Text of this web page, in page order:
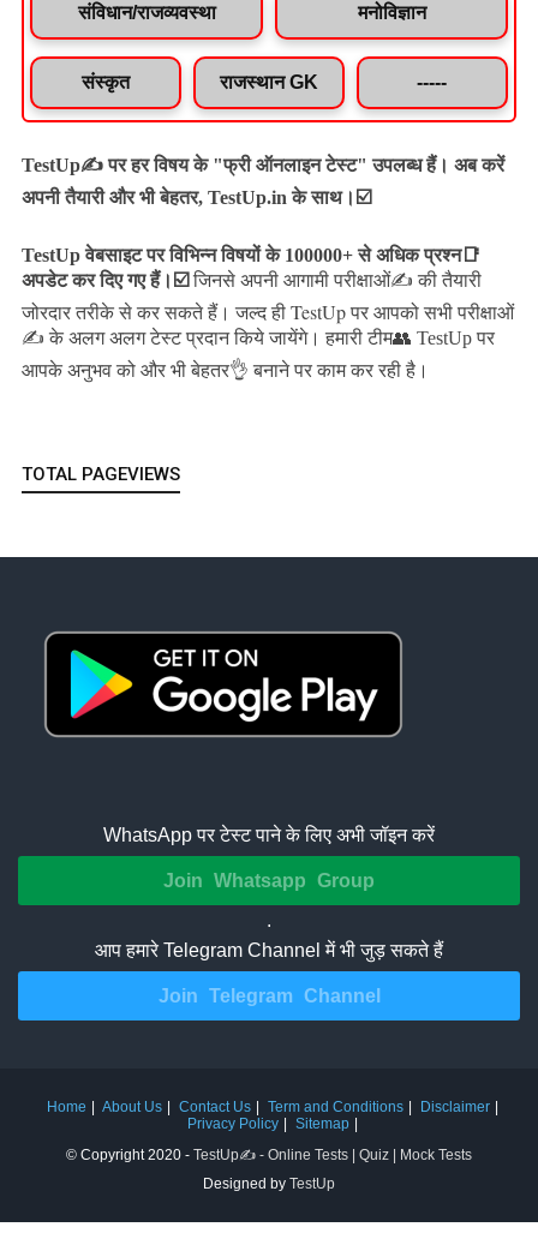
संविधान/राजव्यवस्था मनोविज्ञान
संस्कृत राजस्थान GK -----
TestUp✍️ पर हर विषय के "फ्री ऑनलाइन टेस्ट" उपलब्ध हैं। अब करें
अपनी तैयारी और भी बेहतर, TestUp.in के साथ।☑️
TestUp वेबसाइट पर विभिन्न विषयों के 100000+ से अधिक प्रश्न📑
अपडेट कर दिए गए हैं। ☑️ जिनसे अपनी आगामी परीक्षाओं✍️ की तैयारी
जोरदार तरीके से कर सकते हैं।जल्द ही TestUp पर आपको सभी परीक्षाओं
✍️ के अलग अलग टेस्ट प्रदान किये जायेंगे। हमारी टीम👥 TestUp पर
आपके अनुभव को और भी बेहतर👌 बनाने पर काम कर रही है।
TOTAL PAGEVIEWS
WhatsApp पर टेस्ट पाने के लिए अभी जॉइन करें
Join Whatsapp Group
.
आप हमारे Telegram Channel में भी जुड़ सकते हैं
Join Telegram Channel
Home About Us Contact Us Term and Conditions
Disclaimer
Privacy Policy
Sitemap
© Copyright 2020 - TestUp✍️ - Online Tests | Quiz | Mock Tests
Designed by TestUp